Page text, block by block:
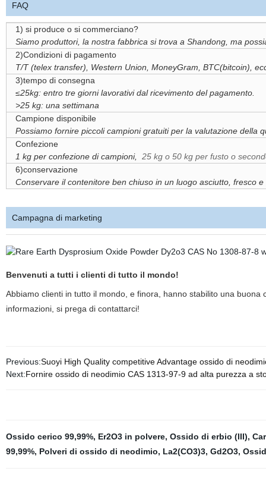
FAQ
1) si produce o si commerciano?
Siamo produttori, la nostra fabbrica si trova a Shandong, ma
2)Condizioni di pagamento
T/T (telex transfer), Western Union, MoneyGram, BTC(bitcoin),
3)tempo di consegna
≤25kg: entro tre giorni lavorativi dal ricevimento del pagamento.
>25 kg: una settimana
Campione disponibile
Possiamo fornire piccoli campioni gratuiti per la valutazione della
Confezione
1 kg per confezione di campioni,
25 kg o 50 kg per fusto o
6)conservazione
Conservare il contenitore ben chiuso in un luogo asciutto, fresco
Campagna di marketing
Benvenuti a tutti i clienti di tutto il mondo!
Abbiamo clienti in tutto il mondo, e finora, hanno stabilito una
informazioni, si prega di contattarci!
Previous:Suoyi High Quality competitive Advantage ossido di
Next:Fornire ossido di neodimio CAS 1313-97-9 ad alta purezza a
Ossido cerico 99,99%, Er2O3 in polvere, Ossido di erbio (III),
99,99%, Polveri di ossido di neodimio, La2(CO3)3, Gd2O3,